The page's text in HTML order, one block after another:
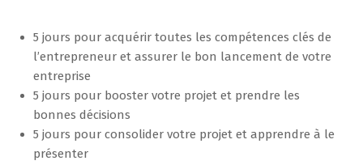
5 jours pour acquérir toutes les compétences clés de
l’entrepreneur et assurer le bon lancement de votre
entreprise
5 jours pour booster votre projet et prendre les
bonnes décisions
5 jours pour consolider votre projet et apprendre à le
présenter